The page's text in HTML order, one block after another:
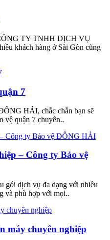
TY TNHH DỊCH VỤ
khách hàng ở Sài Gòn cũng
7
HẢI, chắc chắn bạn sẽ
vệ quận 7 chuyên..
– Công ty Bảo vệ
dịch vụ đa dạng với nhiều
và phù hợp với mọi..
máy chuyên nghiệp